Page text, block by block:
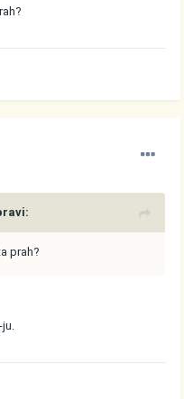
prah?
ju.